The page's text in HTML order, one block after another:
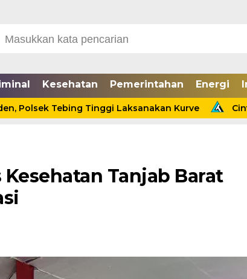
Kesehatan Pemerintahan Energi
Tebing Tinggi Laksanakan Kurve Cinta
Tanjab Barat